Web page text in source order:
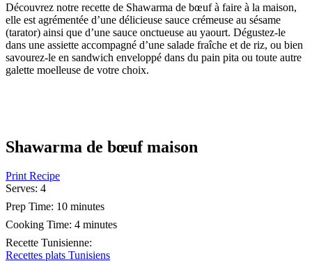
Découvrez notre recette de Shawarma de bœuf à faire à la maison,
elle est agrémentée d’une délicieuse sauce crémeuse au sésame
(tarator) ainsi que d’une sauce onctueuse au yaourt. Dégustez-le
dans une assiette accompagné d’une salade fraîche et de riz, ou bien
savourez-le en sandwich enveloppé dans du pain pita ou toute autre
galette moelleuse de votre choix.
Shawarma de bœuf maison
Print Recipe
Serves: 4
Prep Time: 10 minutes
Cooking Time: 4 minutes
Recette Tunisienne:
Recettes plats Tunisiens